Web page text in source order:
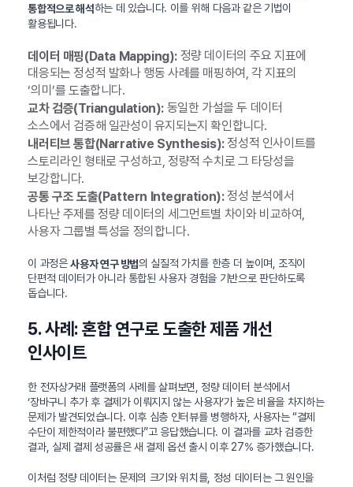
통합적으로 해석하는 데 있습니다. 이를 위해 다음과 같은 기법이
활용됩니다.
데이터 매핑(Data Mapping):정량 데이터의 주요 지표에
대응되는 정성적 발화나 행동 사례를 매핑하여, 각 지표의
‘의미’를 도출합니다.
교차 검증(Triangulation):동일한 가설을 두 데이터
소스에서 검증해 일관성이 유지되는지 확인합니다.
내러티브 통합(Narrative Synthesis):정성적 인사이트를
스토리라인 형태로 구성하고, 정량적 수치로 그 타당성을
보강합니다.
공통 구조 도출(Pattern Integration):정성 분석에서
나타난 주제를 정량 데이터의 세그먼트별 차이와 비교하여,
사용자 그룹별 특성을 정의합니다.
이 과정은사용자 연구 방법의 실질적 가치를 한층 더 높이며, 조직이
단편적 데이터가 아니라 통합된 사용자 경험을 기반으로 판단하도록
돕습니다.
5. 사례: 혼합 연구로 도출한 제품 개선
인사이트
한 전자상거래 플랫폼의 사례를 살펴보면, 정량 데이터 분석에서
‘장바구니 추가 후 결제가 이뤄지지 않는 사용자’가 높은 비율을 차지하는
문제가 발견되었습니다. 이후 심층 인터뷰를 병행하자, 사용자는 “결제
수단이 제한적이라 불편했다”고 응답했습니다. 이 결과를 교차 검증한
결과, 실제 결제 성공률은 새 결제 옵션 출시 이후 27% 증가했습니다.
이처럼 정량 데이터는 문제의 크기와 위치를, 정성 데이터는 그 원인을